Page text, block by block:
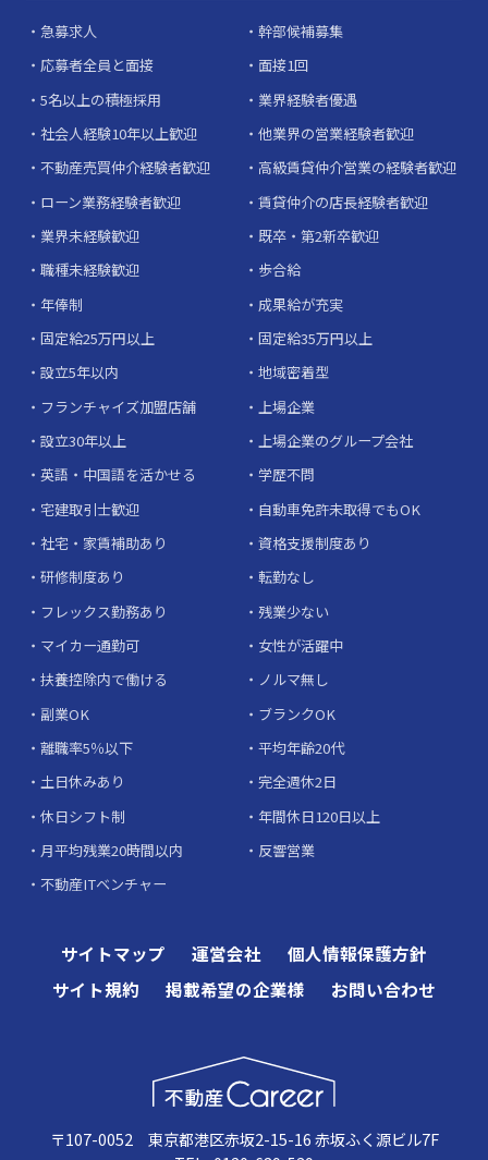
急募求人
幹部候補募集
応募者全員と面接
面接1回
5名以上の積極採用
業界経験者優遇
社会人経験10年以上歓迎
他業界の営業経験者歓迎
不動産売買仲介経験者歓迎
高級賃貸仲介営業の経験者歓迎
ローン業務経験者歓迎
賃貸仲介の店長経験者歓迎
業界未経験歓迎
既卒・第2新卒歓迎
職種未経験歓迎
歩合給
年俸制
成果給が充実
固定給25万円以上
固定給35万円以上
設立5年以内
地域密着型
フランチャイズ加盟店舗
上場企業
設立30年以上
上場企業のグループ会社
英語・中国語を活かせる
学歴不問
宅建取引士歓迎
自動車免許未取得でもOK
社宅・家賃補助あり
資格支援制度あり
研修制度あり
転勤なし
フレックス勤務あり
残業少ない
マイカー通勤可
女性が活躍中
扶養控除内で働ける
ノルマ無し
副業OK
ブランクOK
離職率5％以下
平均年齢20代
土日休みあり
完全週休2日
休日シフト制
年間休日120日以上
月平均残業20時間以内
反響営業
不動産ITベンチャー
サイトマップ 運営会社
個人情報保護方針
サイト規約
掲載希望の企業様 お問い合わせ
〒107-0052 東京都港区赤坂2-15-16 赤坂ふく源ビル7F